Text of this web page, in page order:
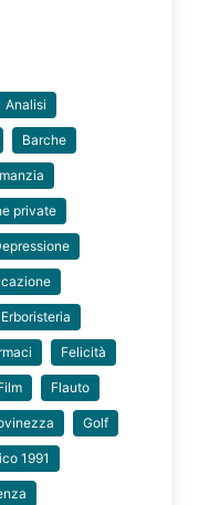
Analisi
Barche
private
Erboristeria
Felicità
Flauto
Golf
1991